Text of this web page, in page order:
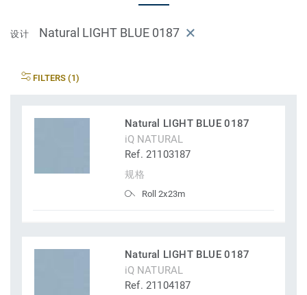
设计 Natural LIGHT BLUE 0187
FILTERS (1)
Natural LIGHT BLUE 0187
iQ NATURAL
Ref. 21103187
规格
Roll 2x23m
Natural LIGHT BLUE 0187
iQ NATURAL
Ref. 21104187